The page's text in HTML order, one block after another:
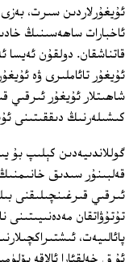
ئۇيغۇرلاردىن سىرت، بەزى
ئاخبارات ساھەسىنىڭ
قاتناشقان. دولقۇن ئەيسا
ئۇيغۇر تائاملىرى ۋە
شاھىتلار ئۇيغۇر ئىرقىي
كىشىلەرنىڭ دىققىتىنى
گوللاندىيەدىن كېلىپ بۇ
قەلبىنۇر سىدىق
ئىرقىي قىرغىنچىلىقنى
تۇتۇۋاتقان مەدەنىيىتىنى
پائالىيەت،